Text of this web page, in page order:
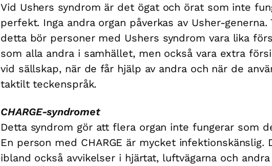
Vid Ushers syndrom är det ögat och örat som inte
perfekt. Inga andra organ påverkas av Usher-generna.
detta bör personer med Ushers syndrom vara lika
som alla andra i samhället, men också vara extra
vid sällskap, när de får hjälp av andra och när de
taktilt teckenspråk.
CHARGE-syndromet
Detta syndrom gör att flera organ inte fungerar som
En person med CHARGE är mycket infektionskänslig.
ibland också avvikelser i hjärtat, luftvägarna och andra